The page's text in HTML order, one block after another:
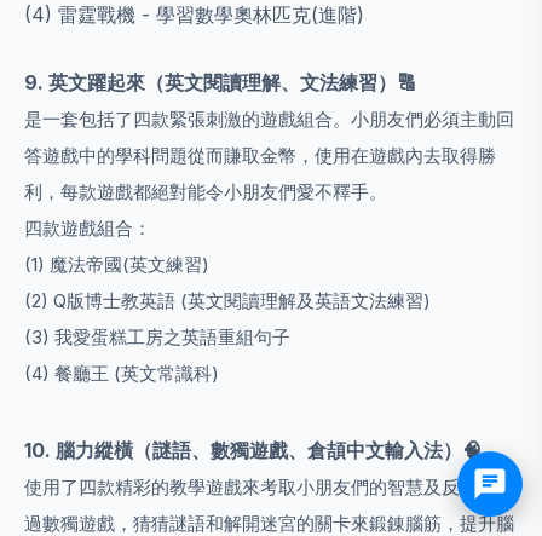
(4) 雷霆戰機 - 學習數學奧林匹克(進階)
9. 英文躍起來 （英文閱讀理解、文法練習） 🔠
是一套包括了四款緊張刺激的遊戲組合。小朋友們必須主動回
答遊戲中的學科問題從而賺取金幣，使用在遊戲內去取得勝
利，每款遊戲都絕對能令小朋友們愛不釋手。
四款遊戲組合：
(1) 魔法帝國(英文練習)
(2) Q版博士教英語 (英文閱讀理解及英語文法練習)
(3) 我愛蛋糕工房之英語重組句子
(4) 餐廳王 (英文常識科)
10. 腦力縱橫 （謎語、數獨遊戲、倉頡中文輸入法） 🧠
使用了四款精彩的教學遊戲來考取小朋友們的智慧及反應，透
過數獨遊戲，猜猜謎語和解開迷宮的關卡來鍛錬腦筋，提升腦